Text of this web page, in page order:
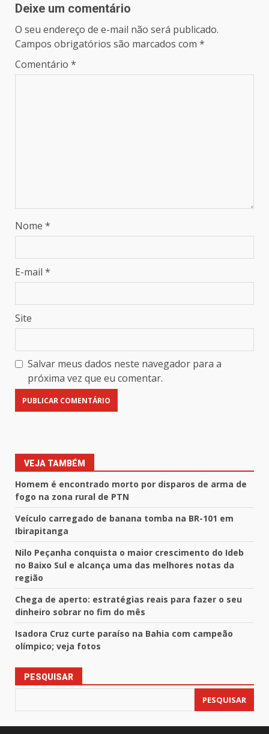
Deixe um comentário
O seu endereço de e-mail não será publicado.
Campos obrigatórios são marcados com *
Comentário *
Nome *
E-mail *
Site
Salvar meus dados neste navegador para a
próxima vez que eu comentar.
VEJA TAMBÉM
Homem é encontrado morto por disparos de arma de
fogo na zona rural de PTN
Veículo carregado de banana tomba na BR-101 em
Ibirapitanga
Nilo Peçanha conquista o maior crescimento do Ideb
no Baixo Sul e alcança uma das melhores notas da
região
Chega de aperto: estratégias reais para fazer o seu
dinheiro sobrar no fim do mês
Isadora Cruz curte paraíso na Bahia com campeão
olímpico; veja fotos
PESQUISAR
PESQUISAR